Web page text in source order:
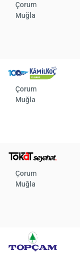
Çorum
Muğla
Çorum
Muğla
Çorum
Muğla